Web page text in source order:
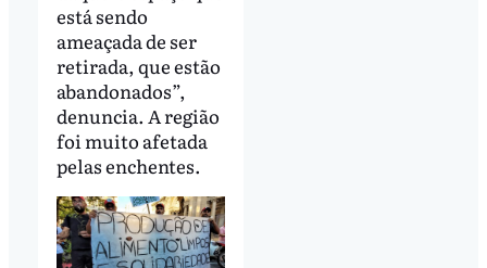
está sendo
ameaçada de ser
retirada, que estão
abandonados”,
denuncia. A região
foi muito afetada
pelas enchentes.